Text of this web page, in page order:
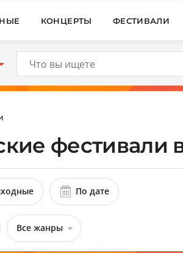
КОНЦЕРТЫ ФЕСТИВАЛИ
фестивали
По дате
Все жанры